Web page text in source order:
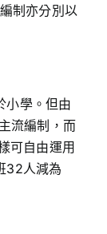
制亦分別以
小學。但由
流編制，而
可自由運用
32人減為